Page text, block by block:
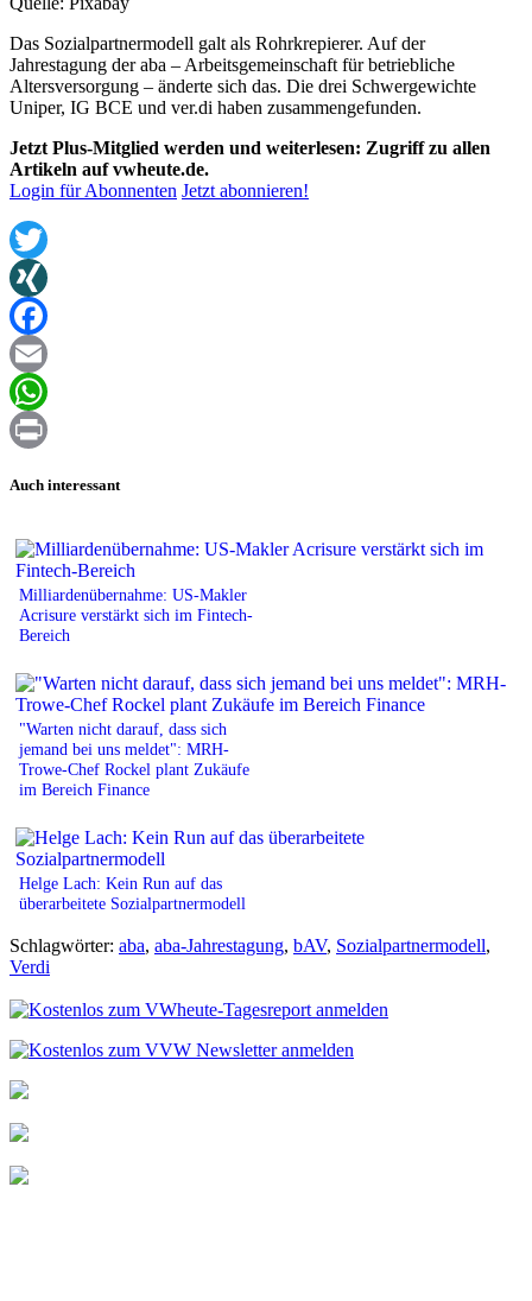
Das Sozialpartnermodell galt als Rohrkrepierer. Auf der
Jahrestagung der aba – Arbeitsgemeinschaft für betriebliche
Altersversorgung – änderte sich das. Die drei Schwergewichte
Uniper, IG BCE und ver.di haben zusammengefunden.
Jetzt Plus-Mitglied werden und weiterlesen: Zugriff zu allen
Artikeln auf vwheute.de.
Login für Abonnenten Jetzt abonnieren!
Twitter
XING
Facebook
Email
WhatsApp
Auch interessant
Milliardenübernahme: US-Makler
Acrisure verstärkt sich im Fintech-
Bereich
"Warten nicht darauf, dass sich
jemand bei uns meldet": MRH-
Trowe-Chef Rockel plant Zukäufe
im Bereich Finance
Helge Lach: Kein Run auf das
überarbeitete Sozialpartnermodell
Schlagwörter: aba, aba-Jahrestagung, bAV, Sozialpartnermodell,
Verdi